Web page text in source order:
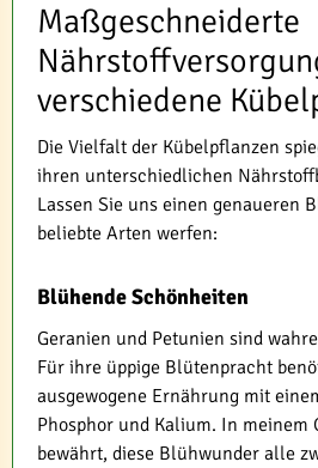
Maßgeschneiderte
verschiedene
Die Vielfalt der Kübelpflanzen
ihren unterschiedlichen
Lassen Sie uns einen genaueren
beliebte Arten werfen:
Blühende Schönheiten
Geranien und Petunien sind
Für ihre üppige Blütenpracht
ausgewogene Ernährung mit
Phosphor und Kalium. In meinem
bewährt, diese Blühwunder alle